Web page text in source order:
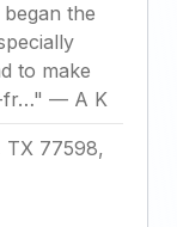
the
to make
fr…" — A K
TX 77598,